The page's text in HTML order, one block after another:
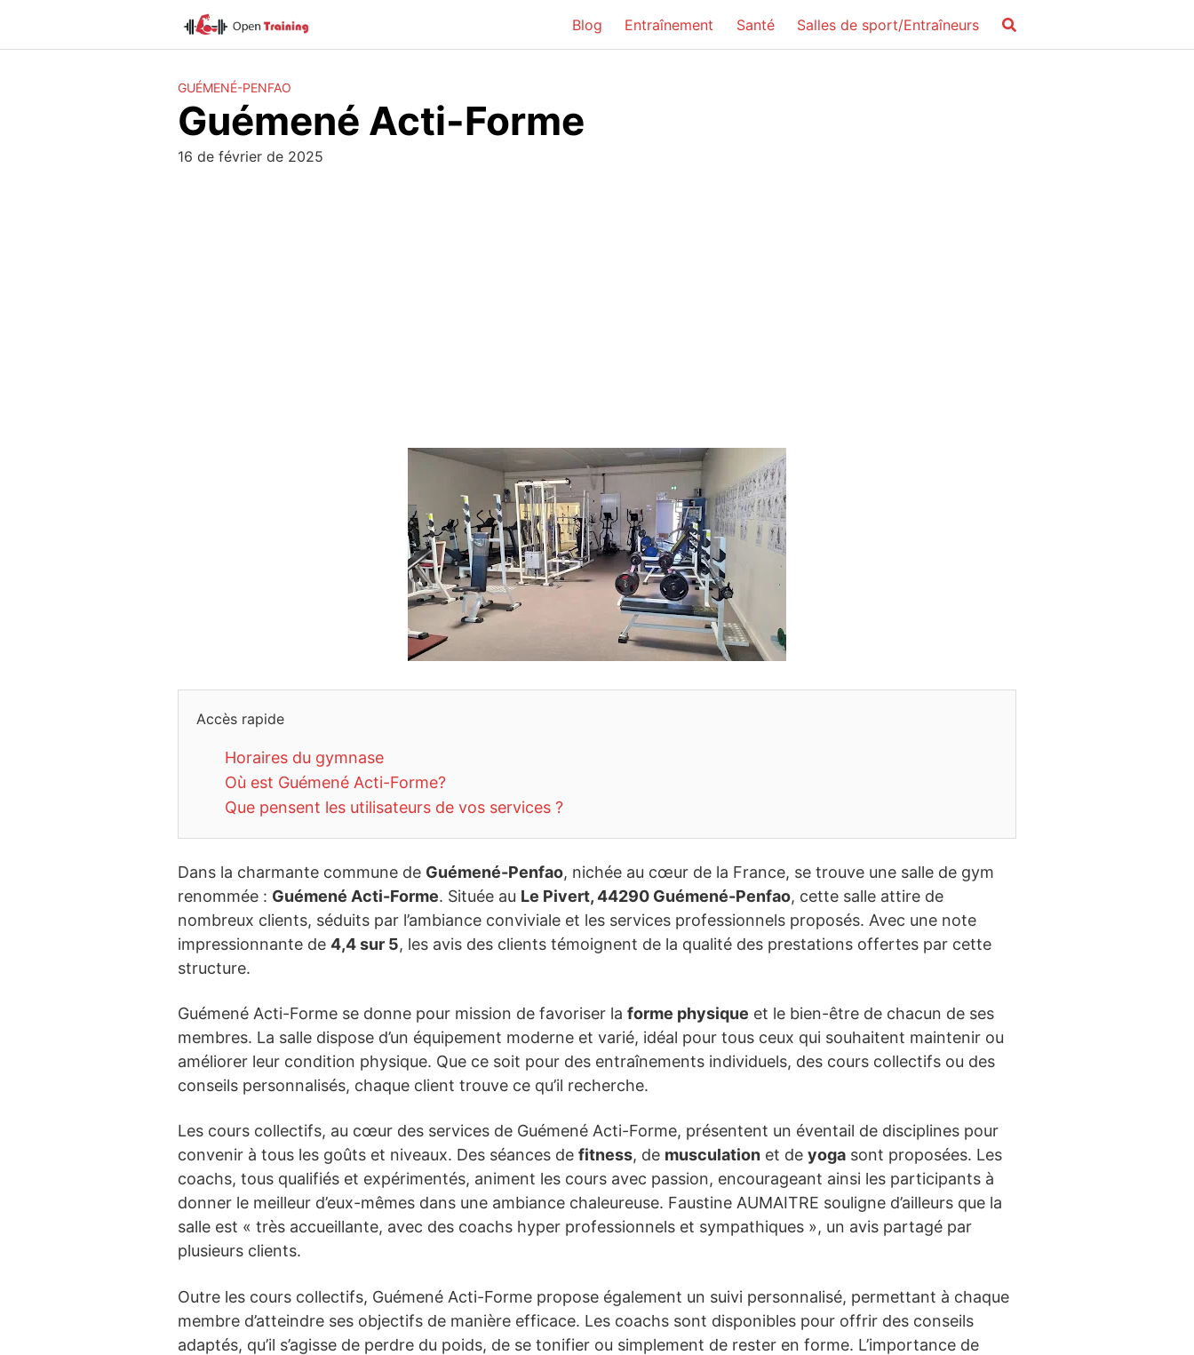
content
Blog Entraînement Santé Salles de sport/Entraîneurs
GUÉMENÉ-PENFAO
Guémené Acti-Forme
16 de février de 2025
Accès rapide
Horaires du gymnase
Où est Guémené Acti-Forme?
Que pensent les utilisateurs de vos services ?
Dans la charmante commune de Guémené-Penfao, nichée au cœur de la France, se trouve une salle de gym
renommée : Guémené Acti-Forme. Située au Le Pivert, 44290 Guémené-Penfao, cette salle attire de
nombreux clients, séduits par l’ambiance conviviale et les services professionnels proposés. Avec une note
impressionnante de 4,4 sur 5, les avis des clients témoignent de la qualité des prestations offertes par cette
structure.
Guémené Acti-Forme se donne pour mission de favoriser la forme physique et le bien-être de chacun de ses
membres. La salle dispose d’un équipement moderne et varié, idéal pour tous ceux qui souhaitent maintenir ou
améliorer leur condition physique. Que ce soit pour des entraînements individuels, des cours collectifs ou des
conseils personnalisés, chaque client trouve ce qu’il recherche.
Les cours collectifs, au cœur des services de Guémené Acti-Forme, présentent un éventail de disciplines pour
convenir à tous les goûts et niveaux. Des séances de fitness, de musculation et de yoga sont proposées. Les
coachs, tous qualifiés et expérimentés, animent les cours avec passion, encourageant ainsi les participants à
donner le meilleur d’eux-mêmes dans une ambiance chaleureuse. Faustine AUMAITRE souligne d’ailleurs que la
salle est « très accueillante, avec des coachs hyper professionnels et sympathiques », un avis partagé par
plusieurs clients.
Outre les cours collectifs, Guémené Acti-Forme propose également un suivi personnalisé, permettant à chaque
membre d’atteindre ses objectifs de manière efficace. Les coachs sont disponibles pour offrir des conseils
adaptés, qu’il s’agisse de perdre du poids, de se tonifier ou simplement de rester en forme. L’importance de